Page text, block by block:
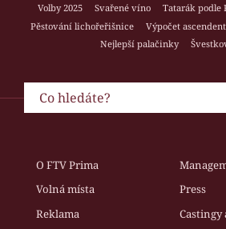
Volby 2025
Svařené víno Tatarák podle
Pěstování lichořeřišnice
Výpočet
Nejlepší palačinky
O FTV Prima
Volná místa
Press
Reklama
Castingy